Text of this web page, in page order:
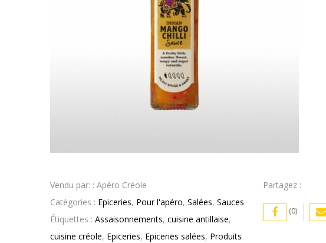
Vendu par: : Apéro Créole
Catégories : Epiceries, Pour l'apéro, Salées, Sauces
Étiquettes : Assaisonnements, cuisine antillaise,
cuisine créole, Epiceries, Epiceries salées, Produits
Partagez :
(0)